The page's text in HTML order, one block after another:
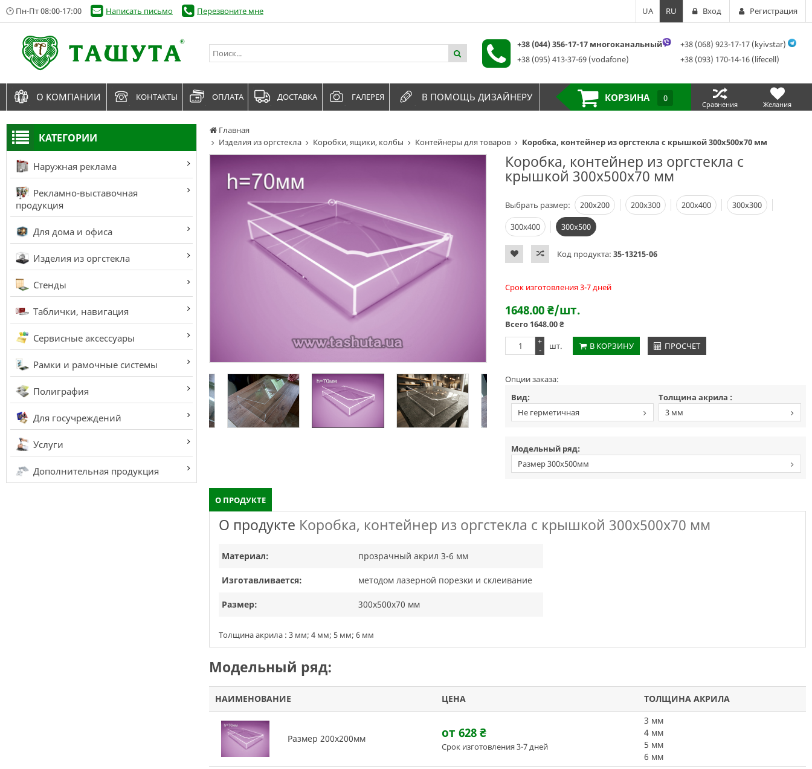
КАТЕГОРИИ
Наружная реклама
Рекламно-выставочная
продукция
Для дома и офиса
Изделия из оргстекла
Стенды
Таблички, навигация
Сервисные аксессуары
Рамки и рамочные системы
Полиграфия
Для госучреждений
Услуги
Дополнительная продукция
Главная
Изделия из оргстекла
Коробки, ящики, колбы Контейнеры для товаров Коробка, контейнер из оргстекла с крышкой 300х500х70 мм
Коробка, контейнер из оргстекла с
крышкой 300х500х70 мм
Выбрать размер: 200х200 200х300 200х400
300х300
300х400
300х500
Код продукта: 35-13215-06
Срок изготовления 3-7 дней
1648.00₴/шт.
Всего1648.00₴
+
-
шт. В КОРЗИНУ ПРОСЧЕТ
Опции заказа:
Вид:
Не герметичная
Толщина акрила :
3 мм
Модельный ряд:
Размер 300х500мм
О ПРОДУКТЕ
О продукте Коробка, контейнер из оргстекла с крышкой 300х500х70 мм
Материал: прозрачный акрил 3-6 мм
Изготавливается: методом лазерной порезки и склеивание
Размер: 300х500х70 мм
Толщина акрила : 3 мм; 4 мм; 5 мм; 6 мм
Модельный ряд:
НАИМЕНОВАНИЕ ЦЕНА ТОЛЩИНА АКРИЛА
Размер 200х200мм от 628₴
Срок изготовления 3-7 дней
3 мм
4 мм
5 мм
6 мм
🕑 Пн-Пт 08:00-17:00 Написать письмо Перезвоните мне UA RU Вход Регистрация
+38 (044) 356-17-17 многоканальный
+38 (095) 413-37-69 (vodafone)
+38 (068) 923-17-17 (kyivstar)
+38 (093) 170-14-16 (lifecell)
О КОМПАНИИ КОНТАКТЫ ОПЛАТА ДОСТАВКА ГАЛЕРЕЯ В ПОМОЩЬ ДИЗАЙНЕРУ КОРЗИНА 0
Сравнения Желания